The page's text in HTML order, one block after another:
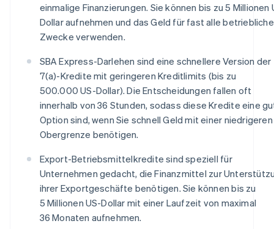
einmalige Finanzierungen. Sie können bis zu 5 Millionen
Dollar aufnehmen und das Geld für fast alle
Zwecke verwenden.
SBA Express-Darlehen sind eine schnellere Version der
7(a)-Kredite mit geringeren Kreditlimits (bis zu
500.000 US-Dollar). Die Entscheidungen fallen oft
innerhalb von 36 Stunden, sodass diese Kredite eine
Option sind, wenn Sie schnell Geld mit einer niedrigeren
Obergrenze benötigen.
Export-Betriebsmittelkredite sind speziell für
Unternehmen gedacht, die Finanzmittel zur
ihrer Exportgeschäfte benötigen. Sie können bis zu
5 Millionen US-Dollar mit einer Laufzeit von maximal
36 Monaten aufnehmen.